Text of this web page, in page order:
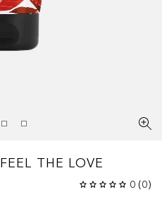
FEEL THE LOVE
0 (0)